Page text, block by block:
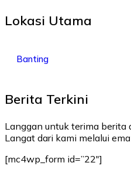
Lokasi Utama
Banting
Berita Terkini
Langgan untuk terima
Langat dari kami melalui
[mc4wp_form id=”22″]